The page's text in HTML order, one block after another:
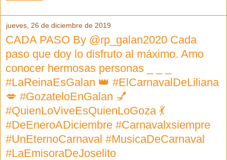
jueves, 26 de diciembre de 2019
CADA PASO By @rp_galan2020 Cada
paso que doy lo disfruto al máximo. Amo
conocer hermosas personas _ _ _
#LaReinaEsGalan 👑 #ElCarnavalDeLiliana
💋 #GozateloEnGalan 💅
#QuienLoViveEsQuienLoGoza 💃
#DeEneroADiciembre #Carnavalxsiempre
#UnEternoCarnaval #MusicaDeCarnaval
#LaEmisoraDeJoselito